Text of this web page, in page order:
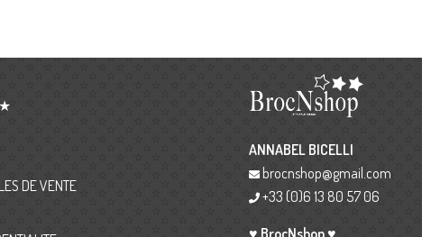
DE VENTE
ANNABEL BICELLI
brocnshop@gmail.com
+33 (0)6 13 80 57 06